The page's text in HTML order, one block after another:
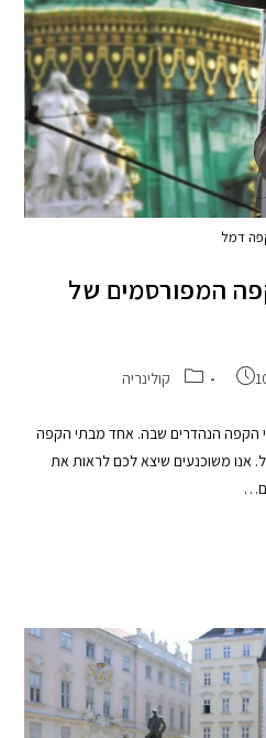
דמל
המפורסמים של
קולינריה
הקפה הנהדרים שבה. אחד מבתי הקפה
אנו משוכנעים שיצא לכם לראות את